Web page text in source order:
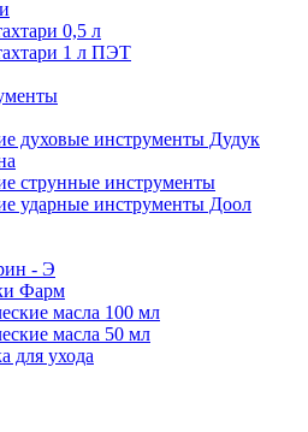
0,5 л
1 л ПЭТ
духовые инструменты Дудук
струнные инструменты
ударные инструменты Доол
- Э
Фарм
масла 100 мл
масла 50 мл
для ухода